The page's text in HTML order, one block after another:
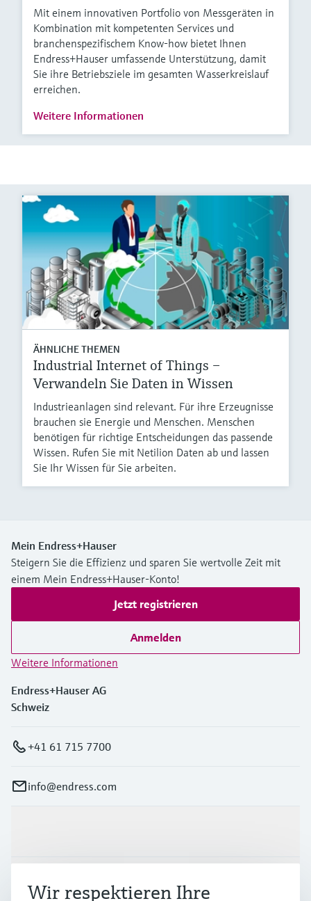
Mit einem innovativen Portfolio von Messgeräten in
Kombination mit kompetenten Services und
branchenspezifischem Know-how bietet Ihnen
Endress+Hauser umfassende Unterstützung, damit
Sie ihre Betriebsziele im gesamten Wasserkreislauf
erreichen.
Weitere Informationen
ÄHNLICHE THEMEN
Industrial Internet of Things –
Verwandeln Sie Daten in Wissen
Industrieanlagen sind relevant. Für ihre Erzeugnisse
brauchen sie Energie und Menschen. Menschen
benötigen für richtige Entscheidungen das passende
Wissen. Rufen Sie mit Netilion Daten ab und lassen
Sie Ihr Wissen für Sie arbeiten.
Mein Endress+Hauser
Steigern Sie die Effizienz und sparen Sie wertvolle Zeit mit
einem Mein Endress+Hauser-Konto!
Jetzt registrieren
Anmelden
Weitere Informationen
Endress+Hauser AG
Schweiz
+41 61 715 7700
info@endress.com
Branchen
Wir respektieren Ihre